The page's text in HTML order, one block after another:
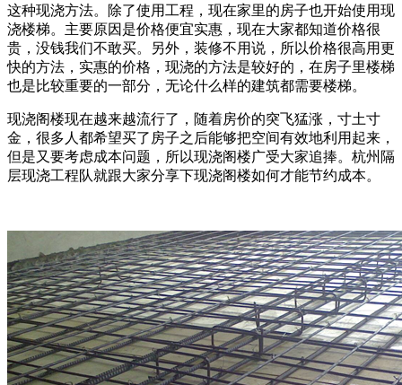
这种现浇方法。除了使用工程，现在家里的房子也开始使用现
浇楼梯。主要原因是价格便宜实惠，现在大家都知道价格很
贵，没钱我们不敢买。另外，装修不用说，所以价格很高用更
快的方法，实惠的价格，现浇的方法是较好的，在房子里楼梯
也是比较重要的一部分，无论什么样的建筑都需要楼梯。
现浇阁楼现在越来越流行了，随着房价的突飞猛涨，寸土寸
金，很多人都希望买了房子之后能够把空间有效地利用起来，
但是又要考虑成本问题，所以现浇阁楼广受大家追捧。杭州隔
层现浇工程队就跟大家分享下现浇阁楼如何才能节约成本。